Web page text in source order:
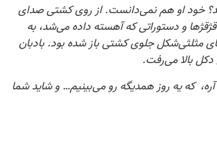
خود او هم نمی‌دانست. از روی کشتی صدای
و دستوراتی که آهسته داده می‌شد، به
مثلثی‌شکل جلوی کشتی باز شده بود. بادبان
بالا می‌رفت.
که یه روز همدیگه رو می‌بینیم… و شاید شما